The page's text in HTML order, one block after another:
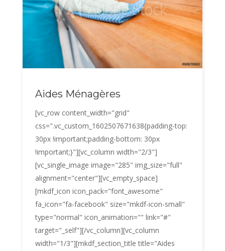
Aides Ménagères
[vc_row content_width="grid"
css=".vc_custom_1602507671638{padding-top:
30px !important;padding-bottom: 30px
!important;}"][vc_column width="2/3"]
[vc_single_image image="285" img_size="full"
alignment="center"][vc_empty_space]
[mkdf_icon icon_pack="font_awesome"
fa_icon="fa-facebook" size="mkdf-icon-small"
type="normal" icon_animation="" link="#"
target="_self"][/vc_column][vc_column
width="1/3"][mkdf_section_title title="Aides